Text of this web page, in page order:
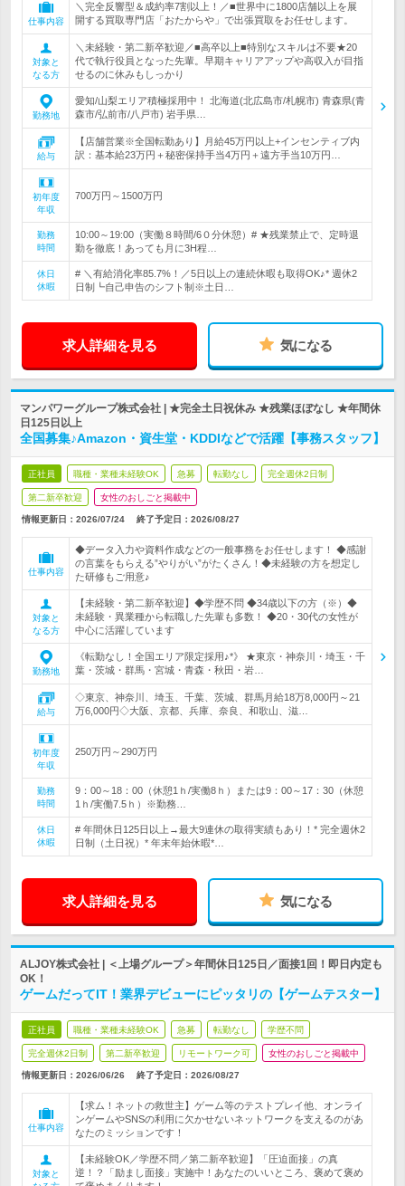
仕事内容
＼完全反響型＆成約率7割以上！／■世界中に1800店舗以上を展
開する買取専門店「おたからや」で出張買取をお任せします。
対象と
なる方
＼未経験・第二新卒歓迎／■高卒以上■特別なスキルは不要★20
代で執行役員となった先輩。早期キャリアアップや高収入が目指
せるのに休みもしっかり
勤務地
愛知/山梨エリア積極採用中！ 北海道(北広島市/札幌市) 青森県(青
森市/弘前市/八戸市) 岩手県…
給与
【店舗営業※全国転勤あり】月給45万円以上+インセンティブ内
訳：基本給23万円＋秘密保持手当4万円＋遠方手当10万円…
初年度
年収
700万円～1500万円
勤務
時間
10:00～19:00（実働８時間/6０分休憩）# ★残業禁止で、定時退
勤を徹底！あっても月に3H程…
休日
休暇
# ＼有給消化率85.7%！／5日以上の連続休暇も取得OK♪* 週休2
日制┗自己申告のシフト制※土日…
求人詳細を見る 気になる
マンパワーグループ株式会社 | ★完全土日祝休み ★残業ほぼなし ★年間休
日125日以上
全国募集♪Amazon・資生堂・KDDIなどで活躍【事務スタッフ】
正社員 職種・業種未経験OK 急募 転勤なし 完全週休2日制
第二新卒歓迎 女性のおしごと掲載中
情報更新日：2026/07/24 終了予定日： 2026/08/27
仕事内容
◆データ入力や資料作成などの一般事務をお任せします！ ◆感謝
の言葉をもらえる”やりがい”がたくさん！◆未経験の方を想定し
た研修もご用意♪
対象と
なる方
【未経験・第二新卒歓迎】◆学歴不問 ◆34歳以下の方（※）◆
未経験・異業種から転職した先輩も多数！ ◆20・30代の女性が
中心に活躍しています
勤務地
《転勤なし！全国エリア限定採用♪*》 ★東京・神奈川・埼玉・千
葉・茨城・群馬・宮城・青森・秋田・岩…
給与
◇東京、神奈川、埼玉、千葉、茨城、群馬月給18万8,000円～21
万6,000円◇大阪、京都、兵庫、奈良、和歌山、滋…
初年度
年収
250万円～290万円
勤務
時間
9：00～18：00（休憩1ｈ/実働8ｈ）または9：00～17：30（休憩
1ｈ/実働7.5ｈ）※勤務…
休日
休暇
# 年間休日125日以上→最大9連休の取得実績もあり！* 完全週休2
日制（土日祝）* 年末年始休暇*…
求人詳細を見る 気になる
ALJOY株式会社 | ＜上場グループ＞年間休日125日／面接1回！即日内定も
OK！
ゲームだってIT！業界デビューにピッタリの【ゲームテスター】
正社員 職種・業種未経験OK 急募 転勤なし 学歴不問
完全週休2日制 第二新卒歓迎 リモートワーク可 女性のおしごと掲載中
情報更新日：2026/06/26 終了予定日： 2026/08/27
仕事内容
【求ム！ネットの救世主】ゲーム等のテストプレイ他、オンライ
ンゲームやSNSの利用に欠かせないネットワークを支えるのがあ
なたのミッションです！
対象と
【未経験OK／学歴不問／第二新卒歓迎】「圧迫面接」の真
逆！？「励まし面接」実施中！あなたのいいところ、褒めて褒め